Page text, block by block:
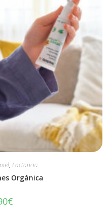
, Lactancia
Orgánica
€